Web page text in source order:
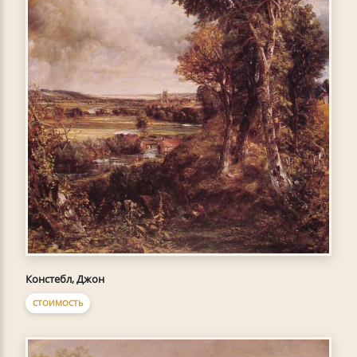
Констебл, Джон
СТОИМОСТЬ